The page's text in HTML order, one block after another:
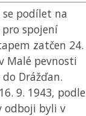
podílet na
spojení
zatčen 24.
Malé pevnosti
Drážďan.
9. 1943, podle
odboji byli v